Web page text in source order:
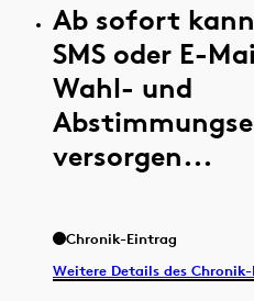
Ab sofort
SMS oder E-
Wahl- und
versorgen...
Chronik-Eintrag
Weitere Details des